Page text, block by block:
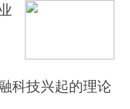
科技兴起的理论